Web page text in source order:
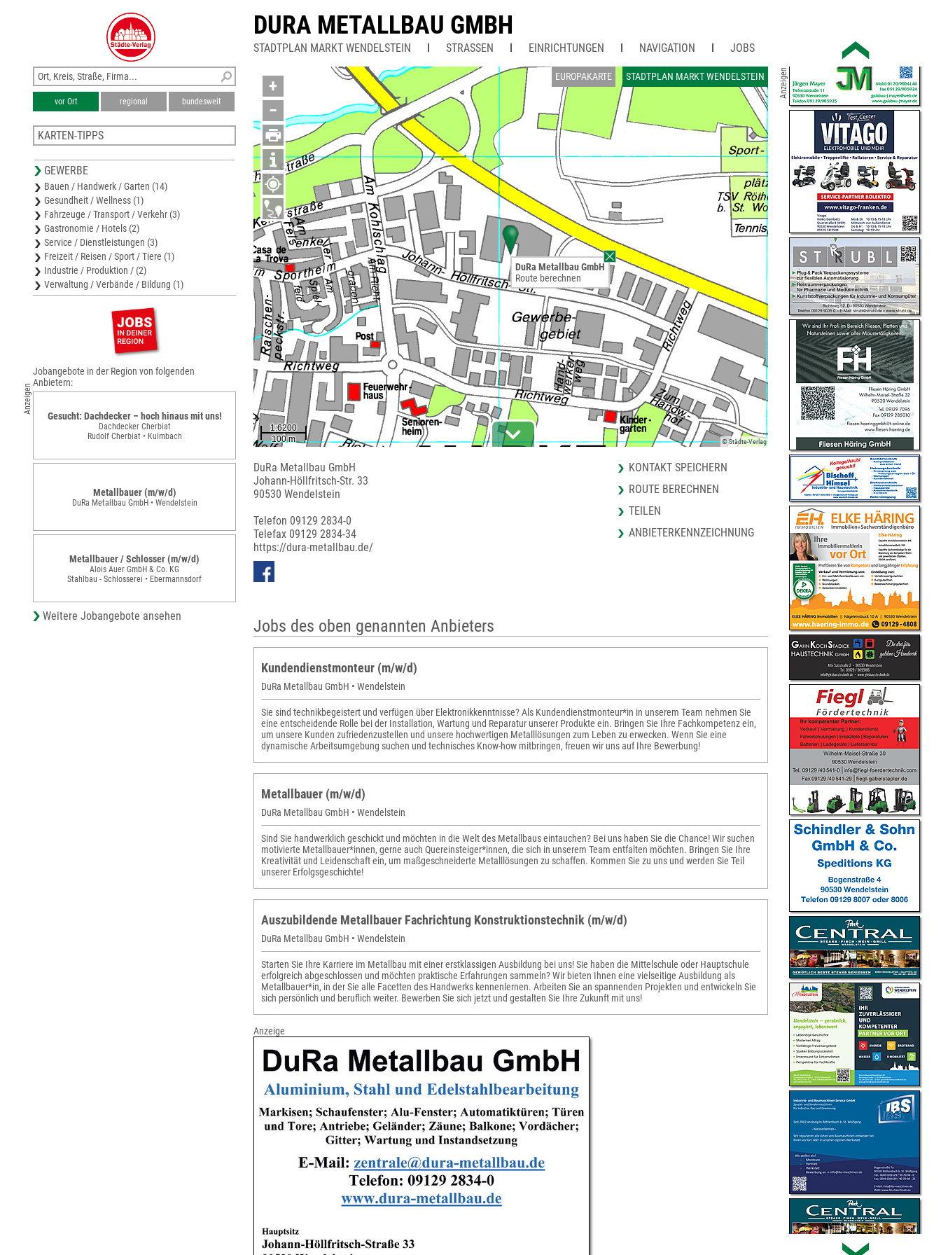
DURA METALLBAU GMBH
STADTPLAN MARKT WENDELSTEIN STRASSEN EINRICHTUNGEN NAVIGATION JOBS
EUROPAKARTE STADTPLAN MARKT WENDELSTEIN
+
−
© Städte-Verlag
DuRa Metallbau GmbH
Route berechnen
DuRa Metallbau GmbH
Johann-Höllfritsch-Str. 33
90530 Wendelstein
Telefon 09129 2834-0
Telefax 09129 2834-34
https://dura-metallbau.de/
KONTAKT SPEICHERN
ROUTE BERECHNEN
TEILEN
ANBIETERKENNZEICHNUNG
Jobs des oben genannten Anbieters
Kundendienstmonteur (m/w/d)
DuRa Metallbau GmbH • Wendelstein
Sie sind technikbegeistert und verfügen über Elektronikkenntnisse? Als Kundendienstmonteur*in in unserem Team nehmen Sie
eine entscheidende Rolle bei der Installation, Wartung und Reparatur unserer Produkte ein. Bringen Sie Ihre Fachkompetenz ein,
um unsere Kunden zufriedenzustellen und unsere hochwertigen Metalllösungen zum Leben zu erwecken. Wenn Sie eine
dynamische Arbeitsumgebung suchen und technisches Know-how mitbringen, freuen wir uns auf Ihre Bewerbung!
Metallbauer (m/w/d)
DuRa Metallbau GmbH • Wendelstein
Sind Sie handwerklich geschickt und möchten in die Welt des Metallbaus eintauchen? Bei uns haben Sie die Chance! Wir suchen
motivierte Metallbauer*innen, gerne auch Quereinsteiger*innen, die sich in unserem Team entfalten möchten. Bringen Sie Ihre
Kreativität und Leidenschaft ein, um maßgeschneiderte Metalllösungen zu schaffen. Kommen Sie zu uns und werden Sie Teil
unserer Erfolgsgeschichte!
Auszubildende Metallbauer Fachrichtung Konstruktionstechnik (m/w/d)
DuRa Metallbau GmbH • Wendelstein
Starten Sie Ihre Karriere im Metallbau mit einer erstklassigen Ausbildung bei uns! Sie haben die Mittelschule oder Hauptschule
erfolgreich abgeschlossen und möchten praktische Erfahrungen sammeln? Wir bieten Ihnen eine vielseitige Ausbildung als
Metallbauer*in, in der Sie alle Facetten des Handwerks kennenlernen. Arbeiten Sie an spannenden Projekten und entwickeln Sie
sich persönlich und beruflich weiter. Bewerben Sie sich jetzt und gestalten Sie Ihre Zukunft mit uns!
Anzeige
vor Ort regional bundesweit
KARTEN-TIPPS
Karte Roth
Stadtplan Roth
Stadtplan Röthenbach a.d.P.
Stadtplan Schwabach
GEWERBE
Bauen / Handwerk / Garten (14)
Gesundheit / Wellness (1)
Fahrzeuge / Transport / Verkehr (3)
Gastronomie / Hotels (2)
Service / Dienstleistungen (3)
Freizeit / Reisen / Sport / Tiere (1)
Industrie / Produktion / (2)
Verwaltung / Verbände / Bildung (1)
Anzeigen
Jobangebote in der Region von folgenden
Anbietern:
Gesucht: Dachdecker – hoch hinaus mit uns!
Dachdecker Cherbiat
Rudolf Cherbiat • Kulmbach
Metallbauer (m/w/d)
DuRa Metallbau GmbH • Wendelstein
Metallbauer / Schlosser (m/w/d)
Alois Auer GmbH & Co. KG
Stahlbau - Schlosserei • Ebermannsdorf
Weitere Jobangebote ansehen
Anzeigen